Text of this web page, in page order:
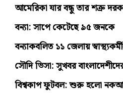
আমেরিকা যার বন্ধু তার শত্রু
বন্যা: সাপে কেটেছে ৯৫ জনকে
বন্যাকবলিত ১১ জেলায়
সৌদি ভিসা: সুখবর
বিশ্বকাপ ফুটবল: শুরু হলো